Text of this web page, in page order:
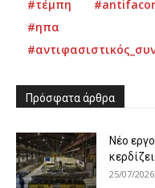
#τέμπη
#ηπα
Πρόσφατα άρθρα
Νέο
κερδίζει
25/07/2026